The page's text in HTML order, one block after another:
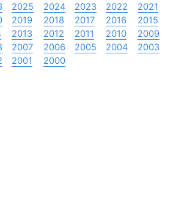
2025 2024 2023 2022
2021
2019 2018 2017 2016
2015
2013 2012 2011 2010
2009
2007 2006 2005 2004
2003
2001 2000